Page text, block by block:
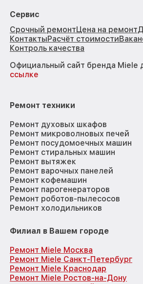
Сервис
Срочный ремонтЦена на ремонт
КонтактыРасчёт стоимости
Контроль качества
Официальный сайт бренда Miele
ссылке
Ремонт техники
Ремонт духовых шкафов
Ремонт микроволновых печей
Ремонт посудомоечных машин
Ремонт стиральных машин
Ремонт вытяжек
Ремонт варочных панелей
Ремонт кофемашин
Ремонт парогенераторов
Ремонт роботов-пылесосов
Ремонт холодильников
Филиал в Вашем городе
Ремонт Miele Москва
Ремонт Miele Санкт-Петербург
Ремонт Miele Краснодар
Ремонт Miele Ростов-на-Дону